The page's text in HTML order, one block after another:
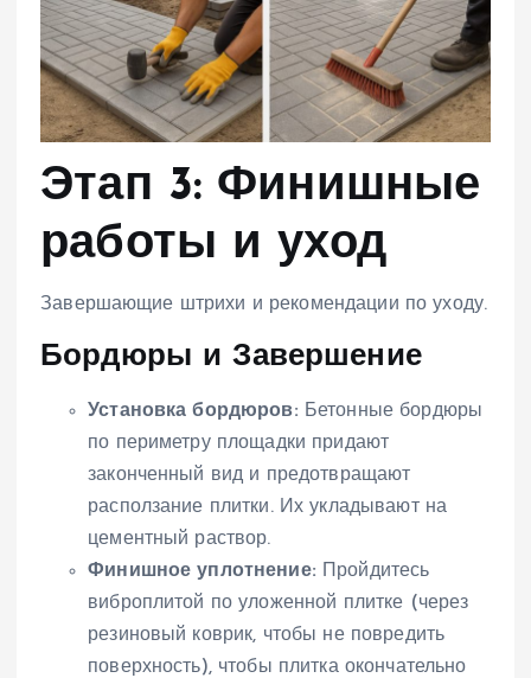
Этап 3: Финишные
работы и уход
Завершающие штрихи и рекомендации по уходу.
Бордюры и Завершение
Установка бордюров: Бетонные бордюры
по периметру площадки придают
законченный вид и предотвращают
расползание плитки. Их укладывают на
цементный раствор.
Финишное уплотнение: Пройдитесь
виброплитой по уложенной плитке (через
резиновый коврик, чтобы не повредить
поверхность), чтобы плитка окончательно